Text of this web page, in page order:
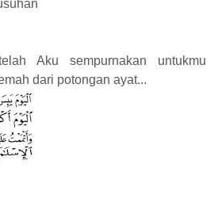
Aku sempurnakan untukmu
dari potongan ayat...